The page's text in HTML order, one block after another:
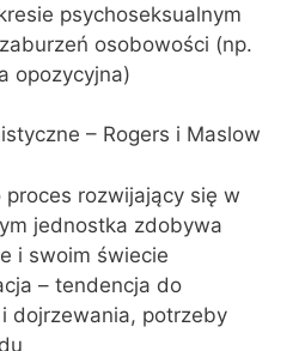
psychoseksualnym
osobowości (np.
opozycyjna)
– Rogers i Maslow
rozwijający się w
jednostka zdobywa
i swoim świecie
– tendencja do
dojrzewania, potrzeby